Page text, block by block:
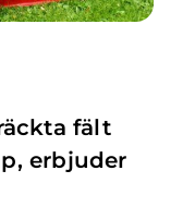
fält
erbjuder